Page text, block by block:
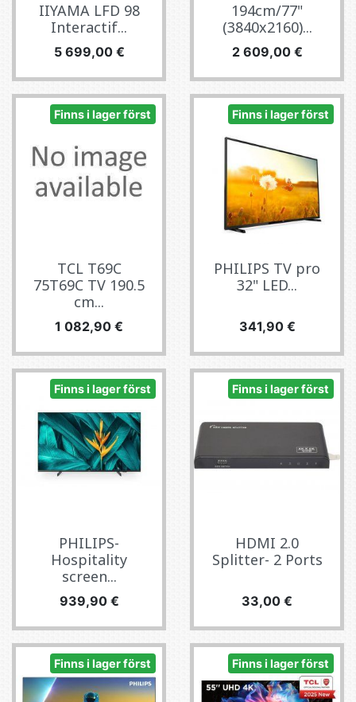
IIYAMA LFD 98
Interactif...
Pris
5 699,00 €
194cm/77"
(3840x2160)...
Pris
2 609,00 €
Finns i lager först
TCL T69C
75T69C TV 190.5
cm...
Pris
1 082,90 €
Finns i lager först
PHILIPS TV pro
32" LED...
Pris
341,90 €
Finns i lager först
PHILIPS-
Hospitality
screen...
Pris
939,90 €
Finns i lager först
HDMI 2.0
Splitter- 2 Ports
Pris
33,00 €
Finns i lager först Finns i lager först